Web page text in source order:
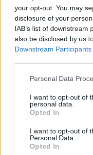
your opt-out. You may
disclosure of your
IAB’s list of
also be disclosed by us
Downstream Participants
Personal Data
I want to opt-out of
personal data.
Opted In
I want to opt-out of
Personal Data.
Opted In
“U ula në krevat dhe po
qaja”/ Fatma Haxhialiu
ndan momentin
shtatzënisë
Bregu: Bashkëpunimi
është zgjedhje, por
domosdoshmëri …edhe
për brezat e ardhshëm!